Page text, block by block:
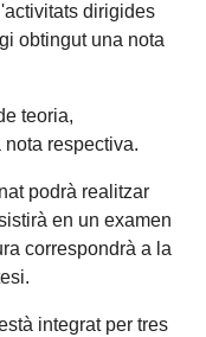
dirigides
obtingut una nota
teoria,
respectiva.
podrà realitzar
en un examen
correspondrà a la
integrat per tres